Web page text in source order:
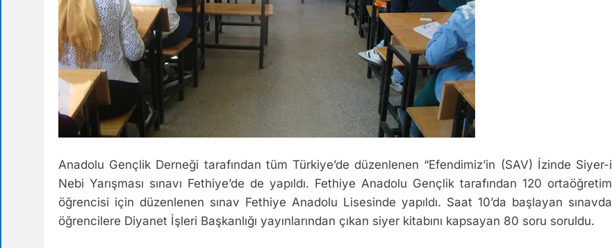
Anadolu Gençlik Derneği tarafından tüm Türkiye’de düzenlenen “Efendimiz’in (SAV) İzinde Siyer-i
Nebi Yarışması sınavı Fethiye’de de yapıldı. Fethiye Anadolu Gençlik tarafından 120 ortaöğretim
öğrencisi için düzenlenen sınav Fethiye Anadolu Lisesinde yapıldı. Saat 10’da başlayan sınavda
öğrencilere Diyanet İşleri Başkanlığı yayınlarından çıkan siyer kitabını kapsayan 80 soru soruldu.